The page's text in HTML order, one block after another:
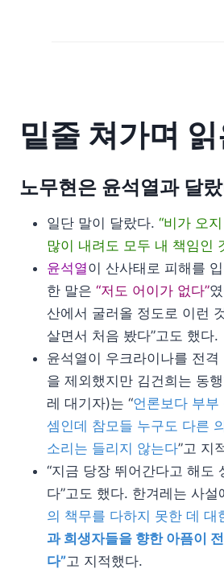
밑줄 쳐가며
노무현은 윤석열과 달
일단 말이 달랐다. “비가 오
많이 내려도 모두 내 책임인
윤석열이 산사태로 피해를
한 말은 “저도 어이가 없다”
산에서 굴러올 정도로 이런
살면서 처음 봤다”고도 했다.
윤석열이 우크라이나를 전
을 제외했지만 김건희는 동
레 대기자)는 “언론보다 부부
셈인데 참모들 누구도 다른
소리는 들리지 않는다”고 지
“지금 당장 뛰어간다고 해도
다”고도 했다. 한겨레는 사설
의 책무를 다하지 못한 데 대
과 희생자들을 향한 아픔이
다”고 지적했다.